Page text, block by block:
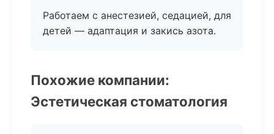
Работаем с анестезией, седацией, для
детей — адаптация и закись азота.
Похожие компании:
Эстетическая стоматология